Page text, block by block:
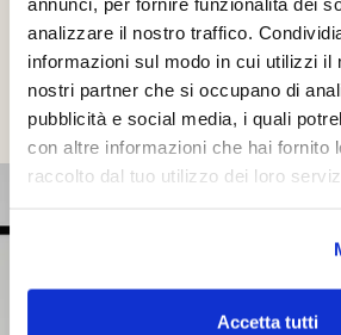
analizzare il nostro traffico.
informazioni sul modo in cui utilizzi il
nostri partner che si occupano di
pubblicità e social media, i quali
con altre informazioni che hai fornito
raccolto dal tuo utilizzo dei loro
Accetta tutti
Prenota una